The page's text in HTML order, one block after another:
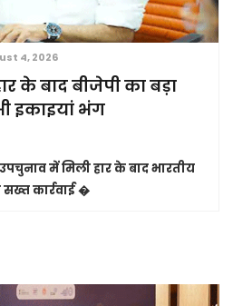
4, 2026
के बाद बीजेपी का बड़ा
इकाइयां भंग
में मिली हार के बाद भारतीय
कार्रवाई �